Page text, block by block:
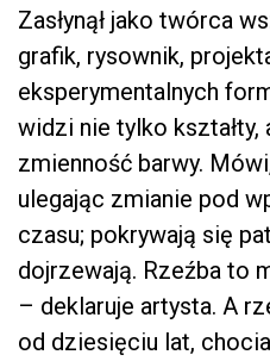
Zasłynął jako twórca
grafik, rysownik,
eksperymentalnych
widzi nie tylko kształty,
zmienność barwy.
ulegając zmianie pod
czasu; pokrywają się
dojrzewają. Rzeźba to
– deklaruje artysta. A
od dziesięciu lat,